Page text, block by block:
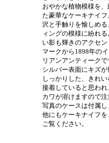
おやかな植物模様を
た豪華なケーキナイ
沢と手触りを愉しめ
ィングの模様に紛れ
い影も輝きのアクセ
マークから1898年の
リアンアンティークで
シルバー表面にキズ
しっかりした、きれ
接着していると思わ
カワが溶けますので注
写真のケースは付属し
他にもケーキナイフ
ご覧ください。